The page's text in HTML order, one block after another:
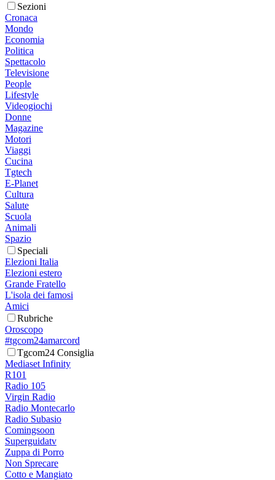
Sezioni
Cronaca
Mondo
Economia
Politica
Spettacolo
Televisione
People
Lifestyle
Videogiochi
Donne
Magazine
Motori
Viaggi
Cucina
Tgtech
E-Planet
Cultura
Salute
Scuola
Animali
Spazio
Speciali
Elezioni Italia
Elezioni estero
Grande Fratello
L'isola dei famosi
Amici
Rubriche
Oroscopo
#tgcom24amarcord
Tgcom24 Consiglia
Mediaset Infinity
R101
Radio 105
Virgin Radio
Radio Montecarlo
Radio Subasio
Comingsoon
Superguidatv
Zuppa di Porro
Non Sprecare
Cotto e Mangiato